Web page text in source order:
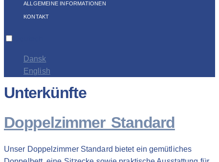
ALLGEMEINE INFORMATIONEN
KONTAKT
Dansk
English
Unterkünfte
Doppelzimmer Standard
Unser Doppelzimmer Standard bietet ein gemütliches